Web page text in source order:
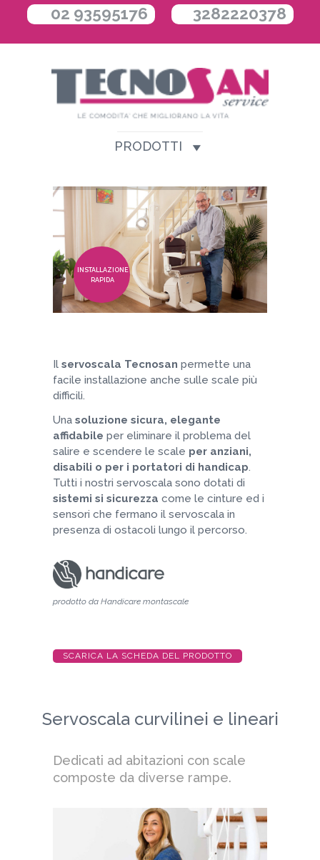
02 93595176 3282220378
PRODOTTI
Il servoscala Tecnosan permette una
facile installazione anche sulle scale più
difficili.
Una soluzione sicura, elegante
affidabile per eliminare il problema del
salire e scendere le scale per anziani,
disabili o per i portatori di handicap.
Tutti i nostri servoscala sono dotati di
sistemi si sicurezza come le cinture ed i
sensori che fermano il servoscala in
presenza di ostacoli lungo il percorso.
prodotto da Handicare montascale
SCARICA LA SCHEDA DEL PRODOTTO
INSTALLAZIONE
RAPIDA
Servoscala curvilinei e lineari
Dedicati ad abitazioni con scale
composte da diverse rampe.